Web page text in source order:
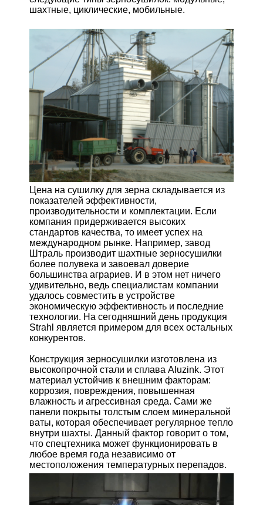
шахтные, циклические, мобильные.
Цена на сушилку для зерна складывается из
показателей эффективности,
производительности и комплектации. Если
компания придерживается высоких
стандартов качества, то имеет успех на
международном рынке. Например, завод
Штраль производит шахтные зерносушилки
более полувека и завоевал доверие
большинства аграриев. И в этом нет ничего
удивительно, ведь специалистам компании
удалось совместить в устройстве
экономическую эффективность и последние
технологии. На сегодняшний день продукция
Strahl является примером для всех остальных
конкурентов.
Конструкция зерносушилки изготовлена из
высокопрочной стали и сплава Aluzink. Этот
материал устойчив к внешним факторам:
коррозия, повреждения, повышенная
влажность и агрессивная среда. Сами же
панели покрыты толстым слоем минеральной
ваты, которая обеспечивает регулярное тепло
внутри шахты. Данный фактор говорит о том,
что спецтехника может функционировать в
любое время года независимо от
местоположения температурных перепадов.